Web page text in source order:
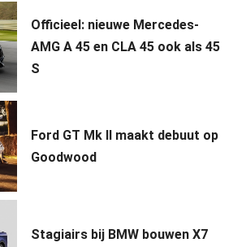
Officieel: nieuwe Mercedes-
AMG A 45 en CLA 45 ook als 45
S
Ford GT Mk II maakt debuut op
Goodwood
Stagiairs bij BMW bouwen X7